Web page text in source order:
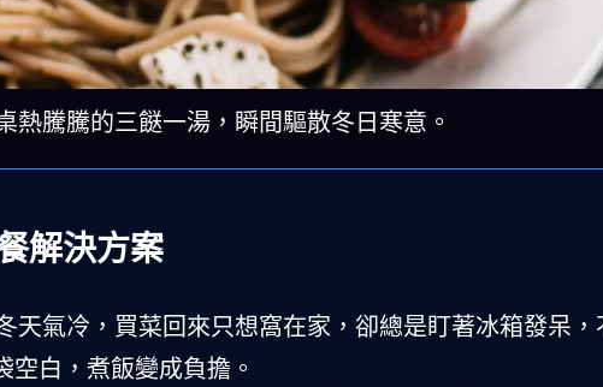
騰騰的三餸一湯，瞬間驅散冬日寒意。
解決方案
天氣冷，買菜回來只想窩在家，卻總是盯著冰箱發呆
白，煮飯變成負擔。